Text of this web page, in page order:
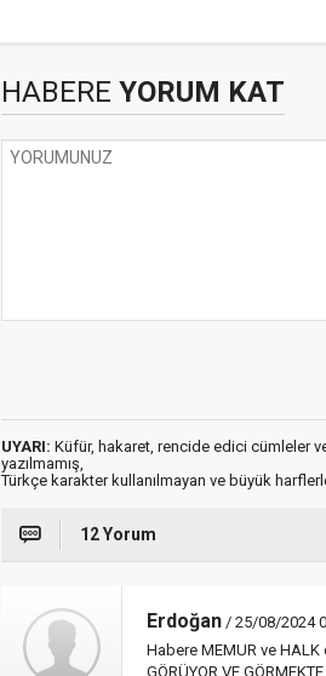
HABERE YORUM KAT
UYARI: Küfür, hakaret, rencide edici cümleler
yazılmamış,
Türkçe karakter kullanılmayan ve büyük
12 Yorum
Erdoğan / 25/08/2024
Habere MEMUR ve
GÖRÜYOR VE GÖRMEKTE